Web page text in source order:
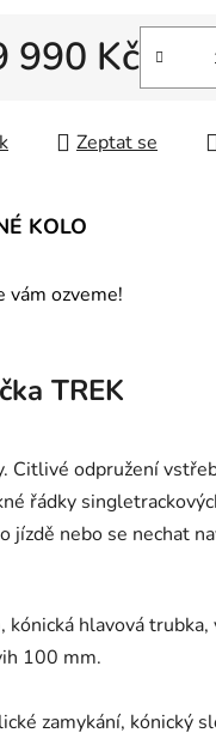
990 Kč
Zeptat se
KOLO
vám ozveme!
TREK
odpružení
řádky
nebo se nechat
hlavová
100 mm.
zamykání, kónický